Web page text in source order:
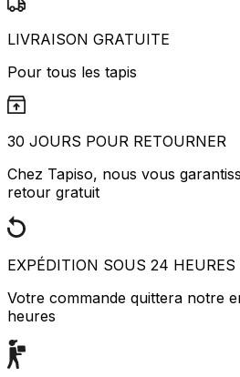
LIVRAISON GRATUITE
Pour tous les tapis
30 JOURS POUR RETOURNER
Chez Tapiso, nous vous
retour gratuit
EXPÉDITION SOUS 24 HEURES
Votre commande quittera notre
heures